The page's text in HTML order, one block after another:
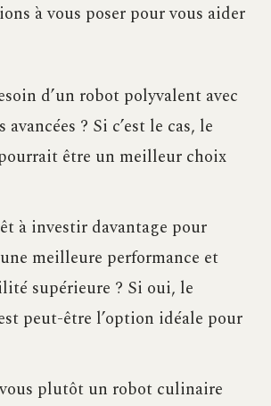
à vous poser pour vous aider
d’un robot polyvalent avec
? Si c’est le cas, le
être un meilleur choix
à investir davantage pour
meilleure performance et
supérieure ? Si oui, le
peut-être l’option idéale pour
plutôt un robot culinaire